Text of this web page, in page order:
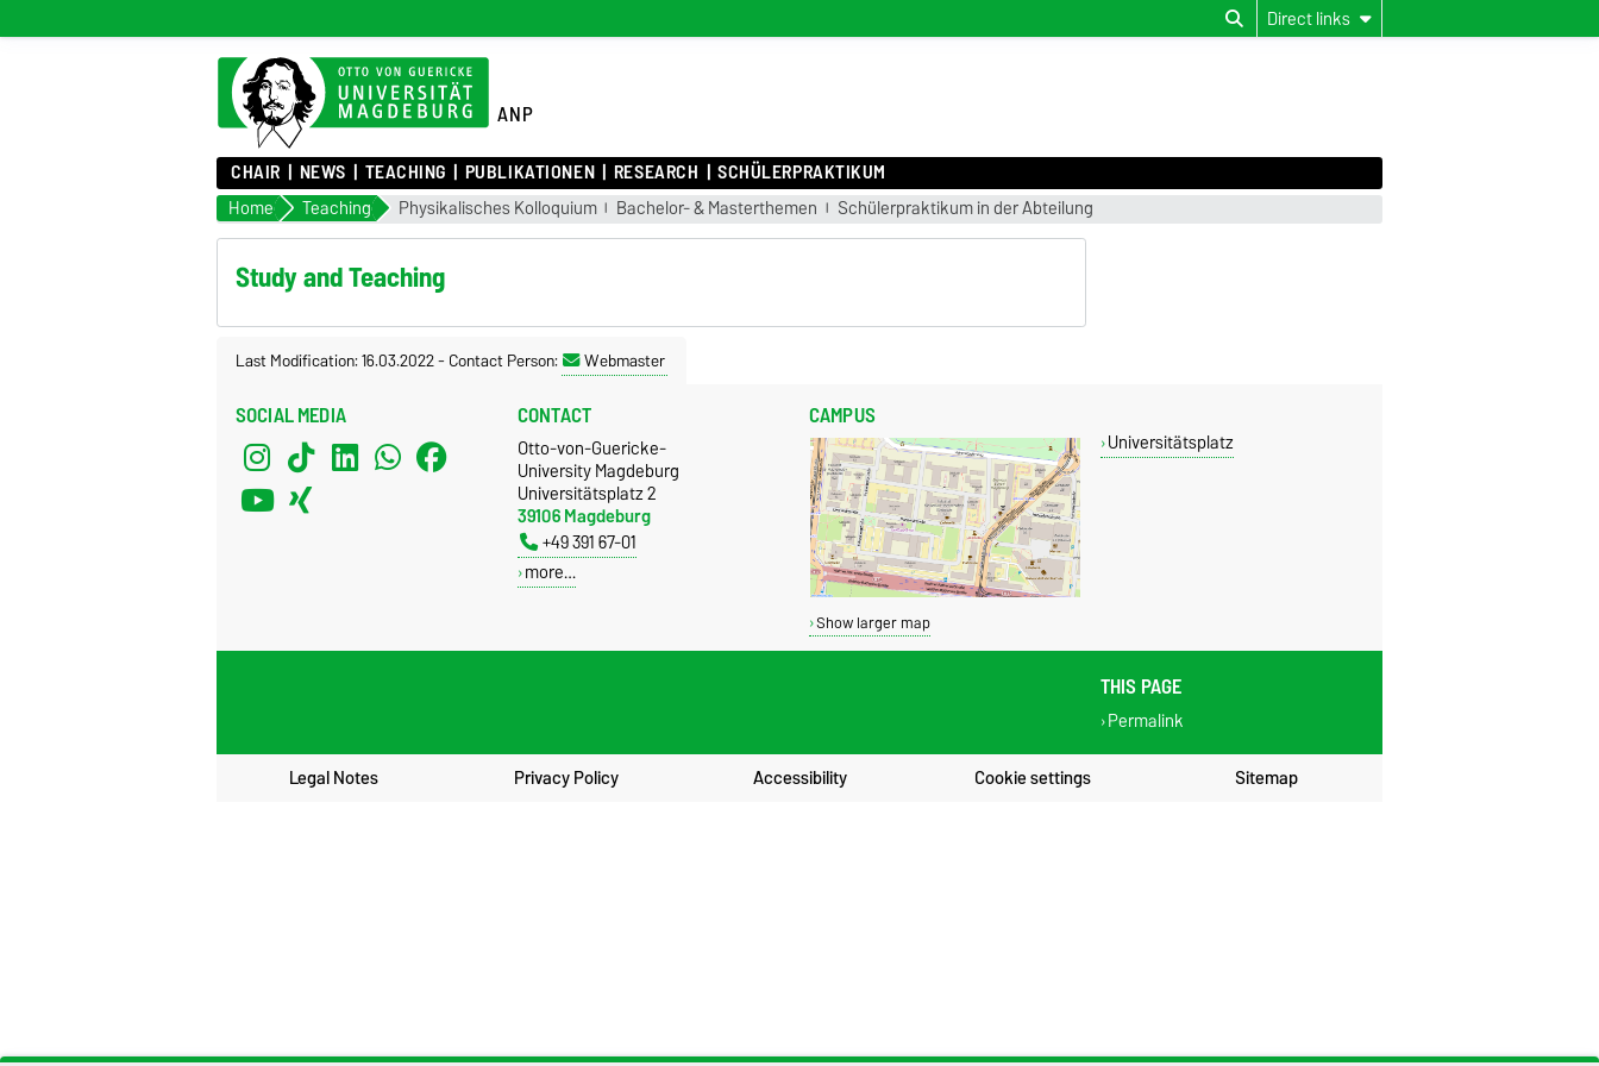
Direct links
ANP
CHAIR NEWS TEACHING PUBLIKATIONEN RESEARCH SCHÜLERPRAKTIKUM
Home Teaching Physikalisches Kolloquium Bachelor- & Masterthemen Schülerpraktikum in der Abteilung
Study and Teaching
Last Modification: 16.03.2022-Contact Person: Webmaster
SOCIAL MEDIA CONTACT
Otto-von-Guericke-
University Magdeburg
Universitätsplatz 2
39106 Magdeburg
+49 391 67-01
more…
CAMPUS
Show larger map
Universitätsplatz
THIS PAGE
Permalink
Legal Notes Privacy Policy Accessibility Cookie settings Sitemap